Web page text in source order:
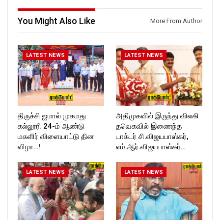
https://www.facebook.com/R
ockforttimes
Follow us on:
https://www.instagram.com/ro
Follow us on:
https://twitter.com/ROCKFOR
T_TIMESC
ckforttimes/
https://twitter.com/ROCKFOR
T_TIMES
You Might Also Like More From Author
LATEST NEWS
திருச்சி ஜமால் முகமது
கல்லூரி 24-ம் ஆண்டு
மகளிர் விளையாட்டு தின
விழா…!
LATEST NEWS
அதிமுகவில் இருந்து விலகி
தவெகவில் இணைந்த
டாக்டர் சி.விஜயபாஸ்கர்,
எம்.ஆர்.விஜயபாஸ்கர்…
LATEST NEWS LATEST NEWS